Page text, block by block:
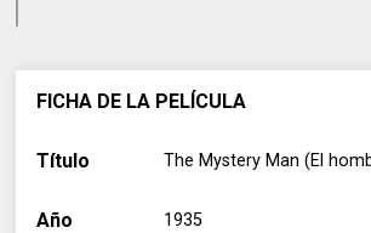
FICHA DE LA PELÍCULA
Título The Mystery Man (El
Año 1935